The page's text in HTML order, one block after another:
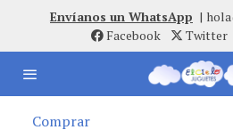
Envíanos un WhatsApp |
Facebook
Twitter
Comprar